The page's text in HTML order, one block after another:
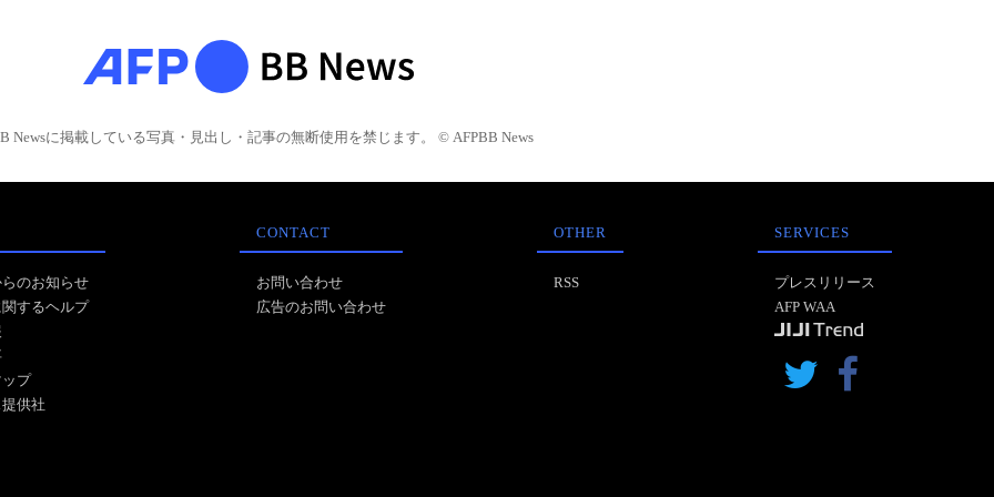
Newsに掲載している写真・見出し・記事の無断使用を禁じます。 © AFPBB News
のお知らせ
するヘルプ
プ
供社
CONTACT
お問い合わせ
広告のお問い合わせ
OTHER
RSS
SERVICES
プレスリリース
AFP WAA